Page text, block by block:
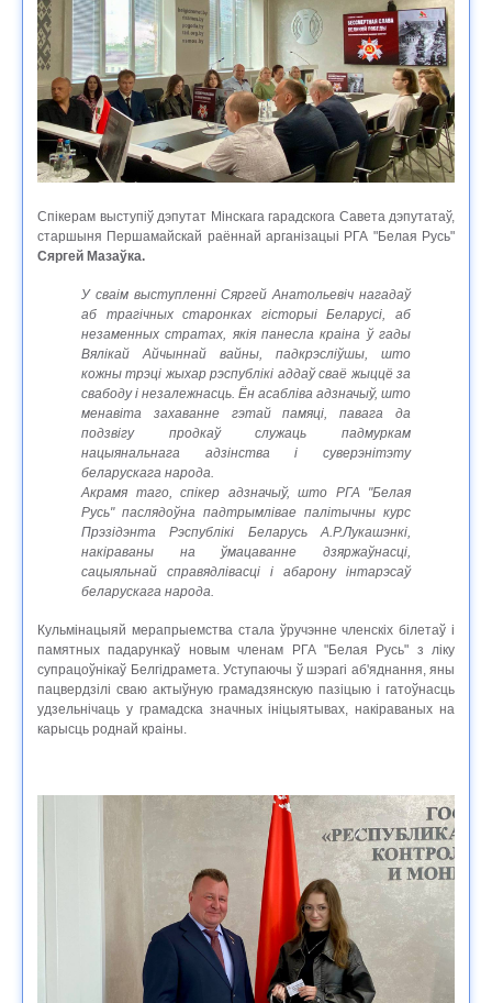
Спікерам выступіў дэпутат Мінскага гарадскога Савета дэпутатаў,
старшыня Першамайскай раённай арганізацыі РГА "Белая Русь"
Сяргей Мазаўка.
У сваім выступленні Сяргей Анатольевіч нагадаў
аб трагічных старонках гісторыі Беларусі, аб
незаменных стратах, якія панесла краіна ў гады
Вялікай Айчыннай вайны, падкрэсліўшы, што
кожны трэці жыхар рэспублікі аддаў сваё жыццё за
свабоду і незалежнасць. Ён асабліва адзначыў, што
менавіта захаванне гэтай памяці, павага да
подзвігу продкаў служаць падмуркам
нацыянальнага адзінства і суверэнітэту
беларускага народа.
Акрамя таго, спікер адзначыў, што РГА "Белая
Русь" паслядоўна падтрымлівае палітычны курс
Прэзідэнта Рэспублікі Беларусь А.Р.Лукашэнкі,
накіраваны на ўмацаванне дзяржаўнасці,
сацыяльнай справядлівасці і абарону інтарэсаў
беларускага народа.
Кульмінацыяй мерапрыемства стала ўручэнне членскіх білетаў і
памятных падарункаў новым членам РГА "Белая Русь" з ліку
супрацоўнікаў Белгідрамета. Уступаючы ў шэрагі аб'яднання, яны
пацвердзілі сваю актыўную грамадзянскую пазіцыю і гатоўнасць
удзельнічаць у грамадска значных ініцыятывах, накіраваных на
карысць роднай краіны.